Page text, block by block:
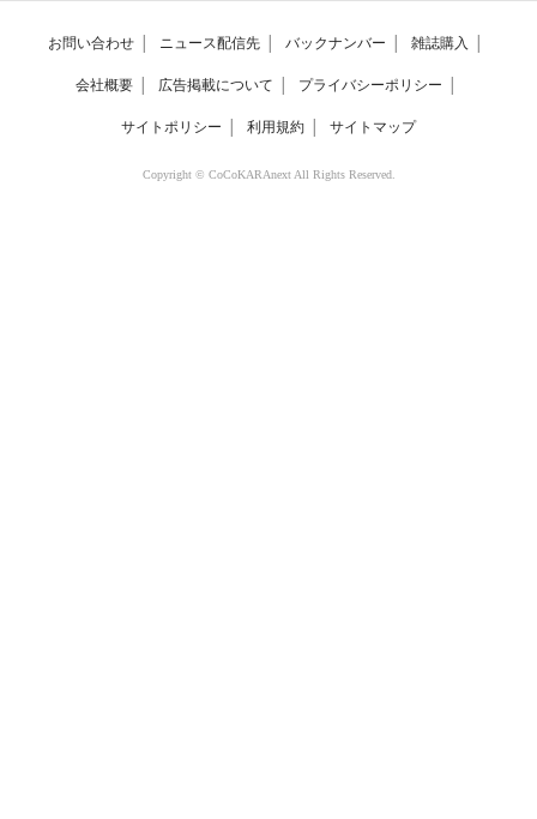
お問い合わせ ニュース配信先 バックナンバー 雑誌購入
会社概要 広告掲載について プライバシーポリシー
サイトポリシー 利用規約 サイトマップ
Copyright © CoCoKARAnext All Rights Reserved.